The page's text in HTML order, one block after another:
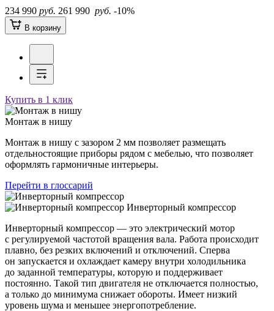
234 990 руб. 261 990 руб. -10%
В корзину
Купить в 1 клик
Монтаж в нишу
Монтаж в нишу с зазором 2 мм позволяет размещать
отдельностоящие приборы рядом с мебелью, что позволяет
оформлять гармоничные интерьеры.
Перейти в глоссарий
Инверторный компрессор
Инверторный компрессор — это электрический мотор
с регулируемой частотой вращения вала. Работа происходит
плавно, без резких включений и отключений. Сперва
он запускается и охлаждает камеру внутри холодильника
до заданной температуры, которую и поддерживает
постоянно. Такой тип двигателя не отключается полностью,
а только до минимума снижает обороты. Имеет низкий
уровень шума и меньшее энергопотребление.